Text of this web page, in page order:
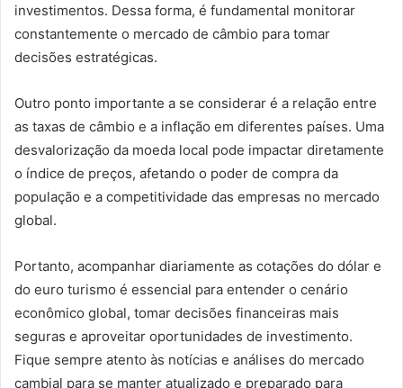
investimentos. Dessa forma, é fundamental monitorar
constantemente o mercado de câmbio para tomar
decisões estratégicas.
Outro ponto importante a se considerar é a relação entre
as taxas de câmbio e a inflação em diferentes países. Uma
desvalorização da moeda local pode impactar diretamente
o índice de preços, afetando o poder de compra da
população e a competitividade das empresas no mercado
global.
Portanto, acompanhar diariamente as cotações do dólar e
do euro turismo é essencial para entender o cenário
econômico global, tomar decisões financeiras mais
seguras e aproveitar oportunidades de investimento.
Fique sempre atento às notícias e análises do mercado
cambial para se manter atualizado e preparado para